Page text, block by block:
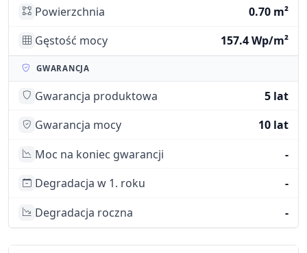
Powierzchnia
0.70 m²
Gęstość mocy
157.4 Wp/m²
GWARANCJA
Gwarancja produktowa
5 lat
Gwarancja mocy
10 lat
Moc na koniec gwarancji
-
Degradacja w 1. roku
-
Degradacja roczna
-